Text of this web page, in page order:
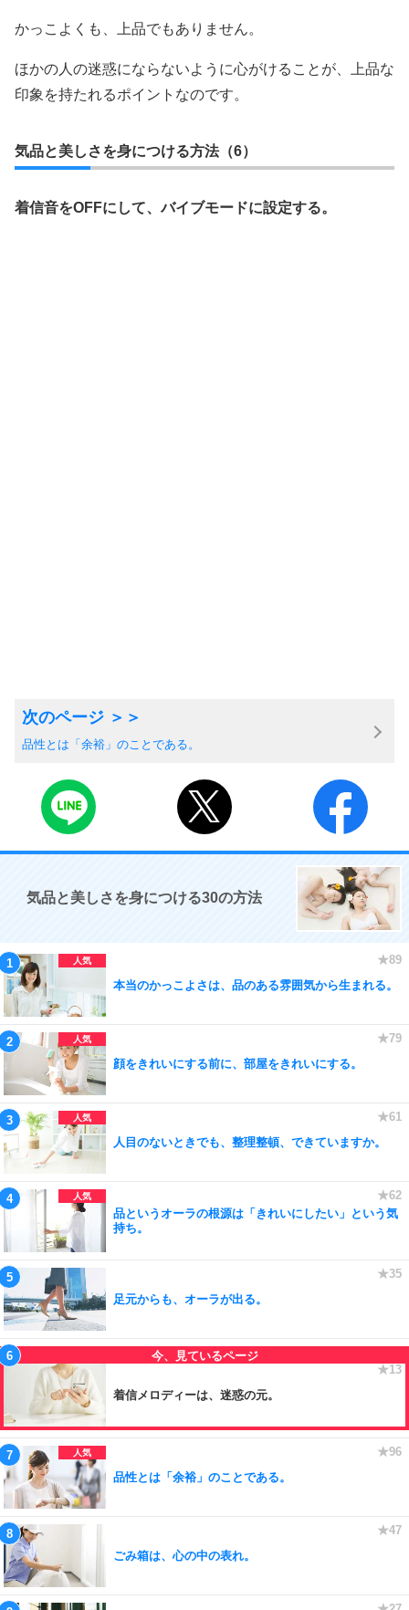
かっこよくも、上品でもありません。
ほかの人の迷惑にならないように心がけることが、上品な
印象を持たれるポイントなのです。
気品と美しさを身につける方法（6）
着信音をOFFにして、バイブモードに設定する。
品性とは「余裕」のことである。
気品と美しさを身につける30の方法
本当のかっこよさは、品のある雰囲気から生まれる。
顔をきれいにする前に、部屋をきれいにする。
人目のないときでも、整理整頓、できていますか。
品というオーラの根源は「きれいにしたい」という気
持ち。
足元からも、オーラが出る。
着信メロディーは、迷惑の元。
品性とは「余裕」のことである。
ごみ箱は、心の中の表れ。